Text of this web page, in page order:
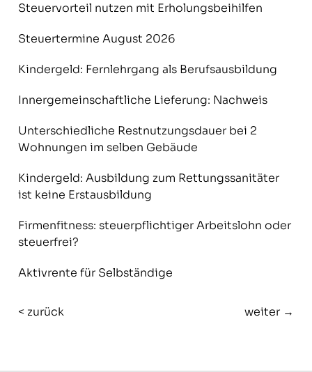
Steuervorteil nutzen mit Erholungsbeihilfen
Steuertermine August 2026
Kindergeld: Fernlehrgang als Berufsausbildung
Innergemeinschaftliche Lieferung: Nachweis
Unterschiedliche Restnutzungsdauer bei 2
Wohnungen im selben Gebäude
Kindergeld: Ausbildung zum Rettungssanitäter
ist keine Erstausbildung
Firmenfitness: steuerpflichtiger Arbeitslohn oder
steuerfrei?
Aktivrente für Selbständige
< zurück weiter →